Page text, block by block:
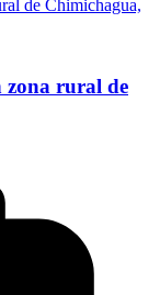
zona rural de